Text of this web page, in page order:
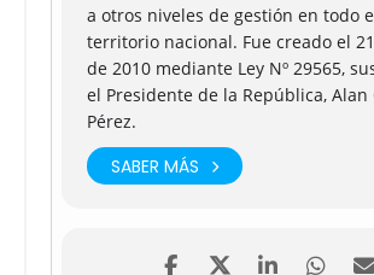
a otros niveles de gestión en todo
territorio nacional. Fue creado el
de 2010 mediante Ley Nº 29565,
el Presidente de la República, Alan
Pérez.
SABER MÁS